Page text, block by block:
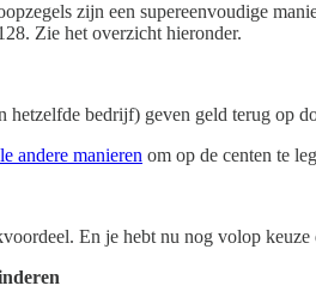
zijn een supereenvoudige
Zie het overzicht hieronder.
bedrijf) geven geld terug op
andere manieren om op de centen te
En je hebt nu nog volop